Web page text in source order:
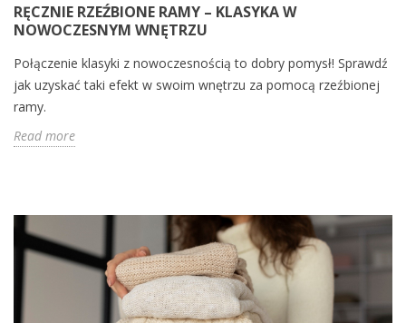
RĘCZNIE RZEŹBIONE RAMY – KLASYKA W
NOWOCZESNYM WNĘTRZU
Połączenie klasyki z nowoczesnością to dobry pomysł! Sprawdź
jak uzyskać taki efekt w swoim wnętrzu za pomocą rzeźbionej
ramy.
Read more